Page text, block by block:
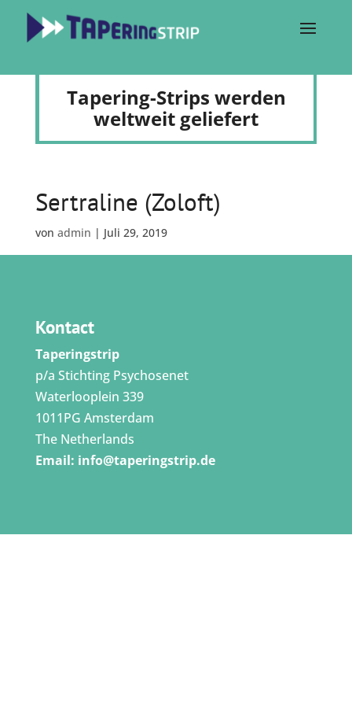
Tapering-Strips werden
weltweit geliefert
Sertraline (Zoloft)
von admin | Juli 29, 2019
Kontact
Taperingstrip
p/a Stichting Psychosenet
Waterlooplein 339
1011PG Amsterdam
The Netherlands
Email: info@taperingstrip.de